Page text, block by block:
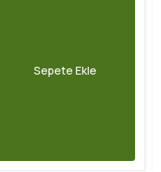
Sepete Ekle